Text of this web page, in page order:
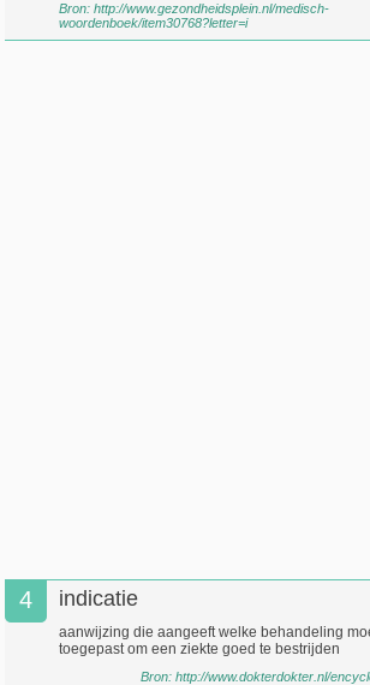
Bron:http://www.gezondheidsplein.nl/medisch-
woordenboek/item30768?letter=i
4 indicatie
aanwijzing die aangeeft welke behandeling
toegepast om een ziekte goed te bestrijden
Bron: http://www.dokterdokter.nl/